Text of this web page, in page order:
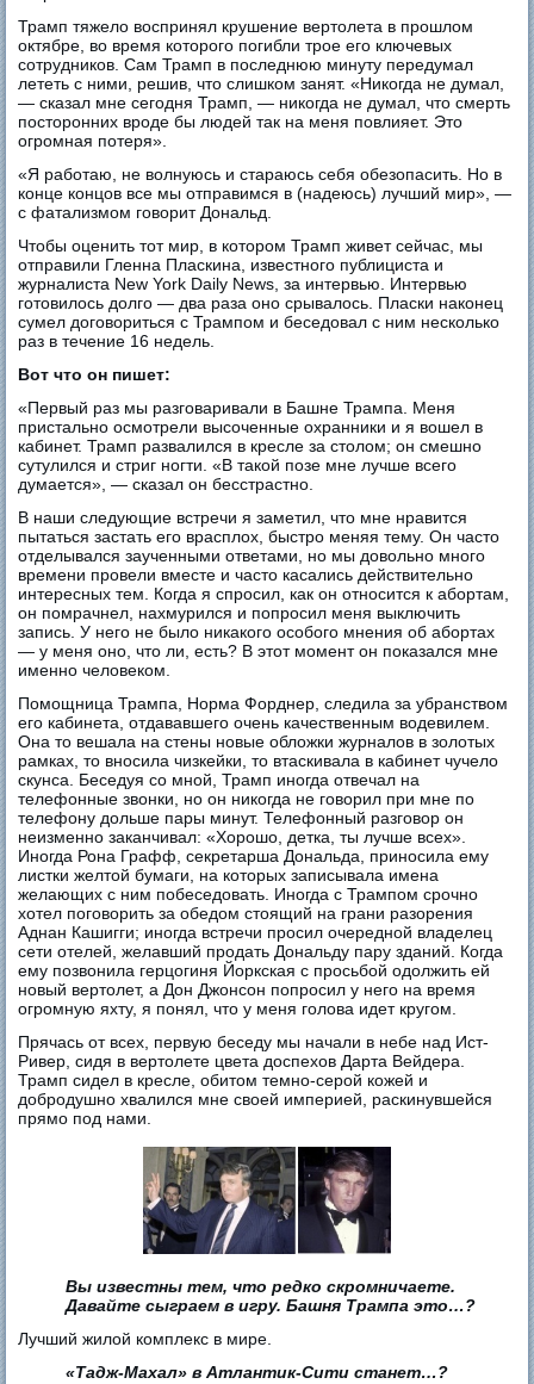
Трамп тяжело воспринял крушение вертолета в прошлом
октябре, во время которого погибли трое его ключевых
сотрудников. Сам Трамп в последнюю минуту передумал
лететь с ними, решив, что слишком занят. «Никогда не думал,
— сказал мне сегодня Трамп, — никогда не думал, что смерть
посторонних вроде бы людей так на меня повлияет. Это
огромная потеря».
«Я работаю, не волнуюсь и стараюсь себя обезопасить. Но в
конце концов все мы отправимся в (надеюсь) лучший мир», —
с фатализмом говорит Дональд.
Чтобы оценить тот мир, в котором Трамп живет сейчас, мы
отправили Гленна Пласкина, известного публициста и
журналиста New York Daily News, за интервью. Интервью
готовилось долго — два раза оно срывалось. Пласки наконец
сумел договориться с Трампом и беседовал с ним несколько
раз в течение 16 недель.
Вот что он пишет:
«Первый раз мы разговаривали в Башне Трампа. Меня
пристально осмотрели высоченные охранники и я вошел в
кабинет. Трамп развалился в кресле за столом; он смешно
сутулился и стриг ногти. «В такой позе мне лучше всего
думается», — сказал он бесстрастно.
В наши следующие встречи я заметил, что мне нравится
пытаться застать его врасплох, быстро меняя тему. Он часто
отделывался заученными ответами, но мы довольно много
времени провели вместе и часто касались действительно
интересных тем. Когда я спросил, как он относится к абортам,
он помрачнел, нахмурился и попросил меня выключить
запись. У него не было никакого особого мнения об абортах
— у меня оно, что ли, есть? В этот момент он показался мне
именно человеком.
Помощница Трампа, Норма Форднер, следила за убранством
его кабинета, отдававшего очень качественным водевилем.
Она то вешала на стены новые обложки журналов в золотых
рамках, то вносила чизкейки, то втаскивала в кабинет чучело
скунса. Беседуя со мной, Трамп иногда отвечал на
телефонные звонки, но он никогда не говорил при мне по
телефону дольше пары минут. Телефонный разговор он
неизменно заканчивал: «Хорошо, детка, ты лучше всех».
Иногда Рона Графф, секретарша Дональда, приносила ему
листки желтой бумаги, на которых записывала имена
желающих с ним побеседовать. Иногда с Трампом срочно
хотел поговорить за обедом стоящий на грани разорения
Аднан Кашигги; иногда встречи просил очередной владелец
сети отелей, желавший продать Дональду пару зданий. Когда
ему позвонила герцогиня Йоркская с просьбой одолжить ей
новый вертолет, а Дон Джонсон попросил у него на время
огромную яхту, я понял, что у меня голова идет кругом.
Прячась от всех, первую беседу мы начали в небе над Ист-
Ривер, сидя в вертолете цвета доспехов Дарта Вейдера.
Трамп сидел в кресле, обитом темно-серой кожей и
добродушно хвалился мне своей империей, раскинувшейся
прямо под нами.
Вы известны тем, что редко скромничаете.
Давайте сыграем в игру. Башня Трампа это…?
Лучший жилой комплекс в мире.
«Тадж-Махал» в Атлантик-Сити станет…?